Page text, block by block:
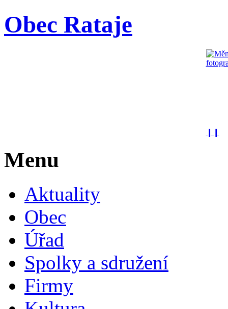
Obec Rataje
Menu
Aktuality
Obec
Úřad
Spolky a sdružení
Firmy